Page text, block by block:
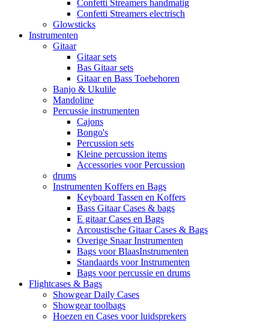
Confetti Streamers handmatig
Confetti Streamers electrisch
Glowsticks
Instrumenten
Gitaar
Gitaar sets
Bas Gitaar sets
Gitaar en Bass Toebehoren
Banjo & Ukulile
Mandoline
Percussie instrumenten
Cajons
Bongo's
Percussion sets
Kleine percussion items
Accessories voor Percussion
drums
Instrumenten Koffers en Bags
Keyboard Tassen en Koffers
Bass Gitaar Cases & bags
E gitaar Cases en Bags
Arcoustische Gitaar Cases & Bags
Overige Snaar Instrumenten
Bags voor BlaasInstrumenten
Standaards voor Instrumenten
Bags voor percussie en drums
Flightcases & Bags
Showgear Daily Cases
Showgear toolbags
Hoezen en Cases voor luidsprekers